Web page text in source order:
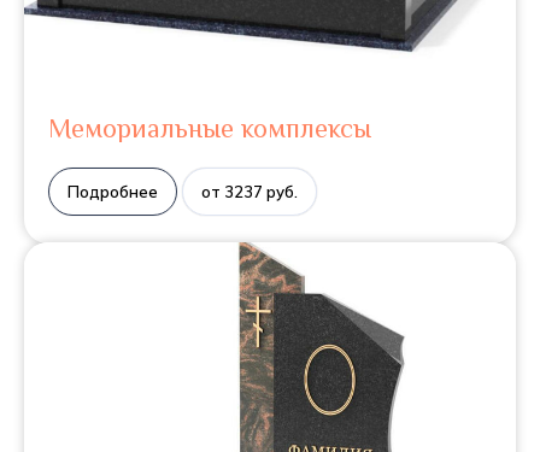
Мемориальные комплексы
Подробнее от 3237 руб.